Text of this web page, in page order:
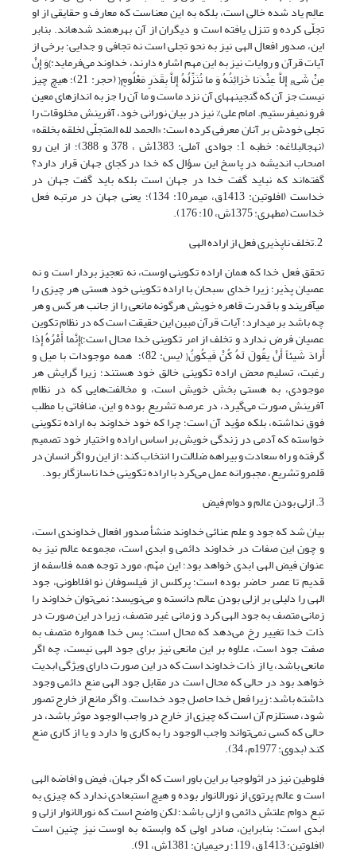
عالِم یاد شده خالی است، بلکه به این معناست که معارف و حقایقی از او
تجلّی کرده و تنزل یافته است و دیگران از آن بهره‏مند شده‏اند. بنابر
این، صدور افعال الهی نیز به نحو تجلی است نه تجافی و جدایی؛ برخی از
آیات قرآن و روایات نیز به این مهم اشاره دارند، خداوند می‌فرماید:}وَ إِنْ
مِنْ شَی‏ءٍ إِلاَّ عِنْدَنا خَزائِنُهُ وَ ما نُنَزِّلُهُ إِلاَّ بِقَدَرٍ مَعْلُومٍ{ (حجر: 21)؛ هیچ چیز
نیست جز آن ‏که گنجینه‏های آن نزد ماست و ما آن را جز به اندازه‏ای معین
فرو نمی‏فرستیم. امام علی% نیز در بیان نورانی خود، آفرینش مخلوقات را
تجلی خودش بر آنان معرفی کرده است: «الحمد لله المتجلّی لخلقه بخلقه»
(نهج‏البلاغه: خطبه 1؛ جوادی آملی: 1383ش ، 378 و 388)؛ از این رو
اصحاب اندیشه در پاسخ این سؤال که خدا در کجای جهان قرار دارد؟
گفته‌اند که نباید گفت خدا در جهان است بلکه باید گفت جهان در
خداست (افلوتین: 1413ق، میمر10: 134)؛ یعنی جهان در مرتبه فعل
خداست (مطهری: 1375ش، 10: 176).
تحقق فعل خدا که همان اراده تکوینی اوست، نه تعجیز بردار است و نه
عصیان ‏پذیر؛ زیرا خدای سبحان با اراده تکوینی خود هستی هر چیزی را
می‏آفریند و با قدرت قاهره خویش هرگونه مانعی را از جانب هر کس و هر
چه باشد بر می‏دارد؛ آیات قرآن مبین این حقیقت است که در نظام تکوین
عصیان فرض ندارد و تخلف از امر تکوینی خدا محال است؛}إِنَّما أَمْرُهُ إِذا
أَرادَ شَیئاً أَنْ یقُولَ لَهُ کُنْ فَیکُونُ{ (یس: 82)؛ همه موجودات با میل و
رغبت، تسلیم محض اراده تکوینی خالق خود هستند؛ زیرا گرایش هر
موجودی، به هستی ‏بخش خویش است، و مخالفت‌هایی که در نظام
آفرینش صورت می‌گیرد، در عرصه تشریع بوده و این، منافاتی با مطلب
فوق نداشته، بلکه مؤید آن است؛ چرا که خود خداوند به اراده تکوینی
خواسته که آدمی در زندگی خویش بر اساس اراده و اختیار خود تصمیم
گرفته و راه سعادت و بیراهه ضلالت را انتخاب کند؛ از این رو اگر انسان در
قلمرو تشریع، مجبورانه عمل می‌کرد با اراده تکوینی خدا ناسازگار بود.
3. ازلی بودن عالم و دوام فیض
بیان شد که جود و علم عنائی خداوند منشأ صدور افعال خداوندی است،
و چون این صفات در خداوند دائمی و ابدی است، مجموعه عالم نیز به
عنوان فیض الهی ابدی خواهد بود؛ این مهّم، مورد توجه همه فلاسفه از
قدیم تا عصر حاضر بوده است؛ پرکلس از فیلسوفان نو افلاطونی، جود
الهی را دلیلی بر ازلی بودن عالم دانسته ‌و می‌نویسد: نمی‌توان خداوند را
زمانی متصف به جود الهی کرد و زمانی غیر متصف، زیرا در این صورت در
ذات خدا تغییر رخ می‌دهد که محال است؛ پس خدا همواره متصف به
صفت جود است، علاوه بر این مانعی نیز برای جود الهی نیست، چه اگر
مانعی باشد، یا از ذات خداوند است که در این صورت دارای ویژگی ابدیت
خواهد بود در حالی که محال است در مقابل جود الهی منع دائمی وجود
داشته باشد؛ زیرا فعل خدا حاصل جود خداست. و اگر مانع از خارج تصور
شود، مستلزم آن است که چیزی از خارج در واجب الوجود موثر باشد، در
حالی که کسی نمی‌تواند واجب الوجود را به کاری وا دارد و یا از کاری منع
کند (بدوی: 1977م، 34).
فلوطین نیز در اثولوجیا بر این باور است که اگر جهان، فیض و افاضه الهی
است و عالم پرتوی از نورالانوار بوده و هیچ استبعادی ندارد که چیزی به
تبع دوام علتش دائمی و ازلی باشد؛ لکن واضح است که نورالانوار ازلی و
ابدی است؛ بنابراین، صادر اولی که وابسته به اوست نیز چنین است
(افلوتین: 1413ق، 119؛ رحیمیان: 1381ش، 91).